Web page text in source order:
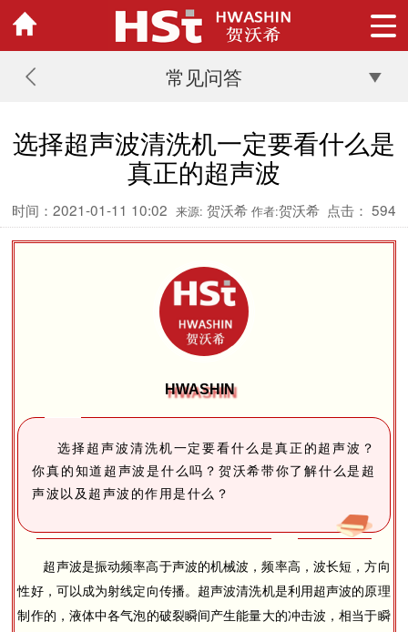
常见问答
选择超声波清洗机一定要看什么是
真正的超声波
时间：2021-01-11 10:02 来源: 贺沃希 作者:贺沃希 点击： 594
HWASHIN
选择超声波清洗机一定要看什么是真正的超声波？
你真的知道超声波是什么吗？贺沃希带你了解什么是超
声波以及超声波的作用是什么？
超声波是振动频率高于声波的机械波，频率高，波长短，方向
性好，可以成为射线定向传播。超声波清洗机是利用超声波的原理
制作的，液体中各气泡的破裂瞬间产生能量大的冲击波，相当于瞬